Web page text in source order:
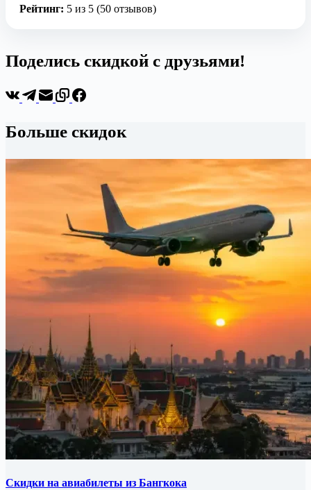
Рейтинг: 5 из 5 (50 отзывов)
Поделись скидкой с друзьями!
Больше скидок
Скидки на авиабилеты из Бангкока